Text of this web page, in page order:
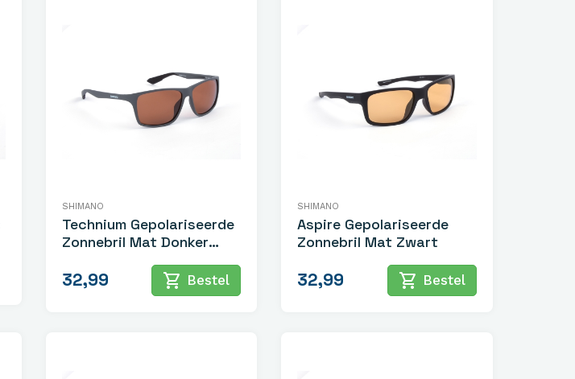
SHIMANO
Technium Gepolariseerde
Zonnebril Mat Donker
32,99 shopping_cart Bestel
SHIMANO
Aspire Gepolariseerde
Zonnebril Mat Zwart
32,99 shopping_cart Bestel